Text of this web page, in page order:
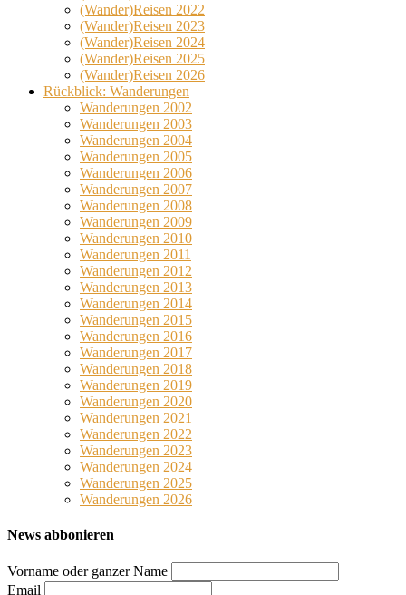
(Wander)Reisen 2022
(Wander)Reisen 2023
(Wander)Reisen 2024
(Wander)Reisen 2025
(Wander)Reisen 2026
Rückblick: Wanderungen
Wanderungen 2002
Wanderungen 2003
Wanderungen 2004
Wanderungen 2005
Wanderungen 2006
Wanderungen 2007
Wanderungen 2008
Wanderungen 2009
Wanderungen 2010
Wanderungen 2011
Wanderungen 2012
Wanderungen 2013
Wanderungen 2014
Wanderungen 2015
Wanderungen 2016
Wanderungen 2017
Wanderungen 2018
Wanderungen 2019
Wanderungen 2020
Wanderungen 2021
Wanderungen 2022
Wanderungen 2023
Wanderungen 2024
Wanderungen 2025
Wanderungen 2026
News abbonieren
Vorname oder ganzer Name
Email